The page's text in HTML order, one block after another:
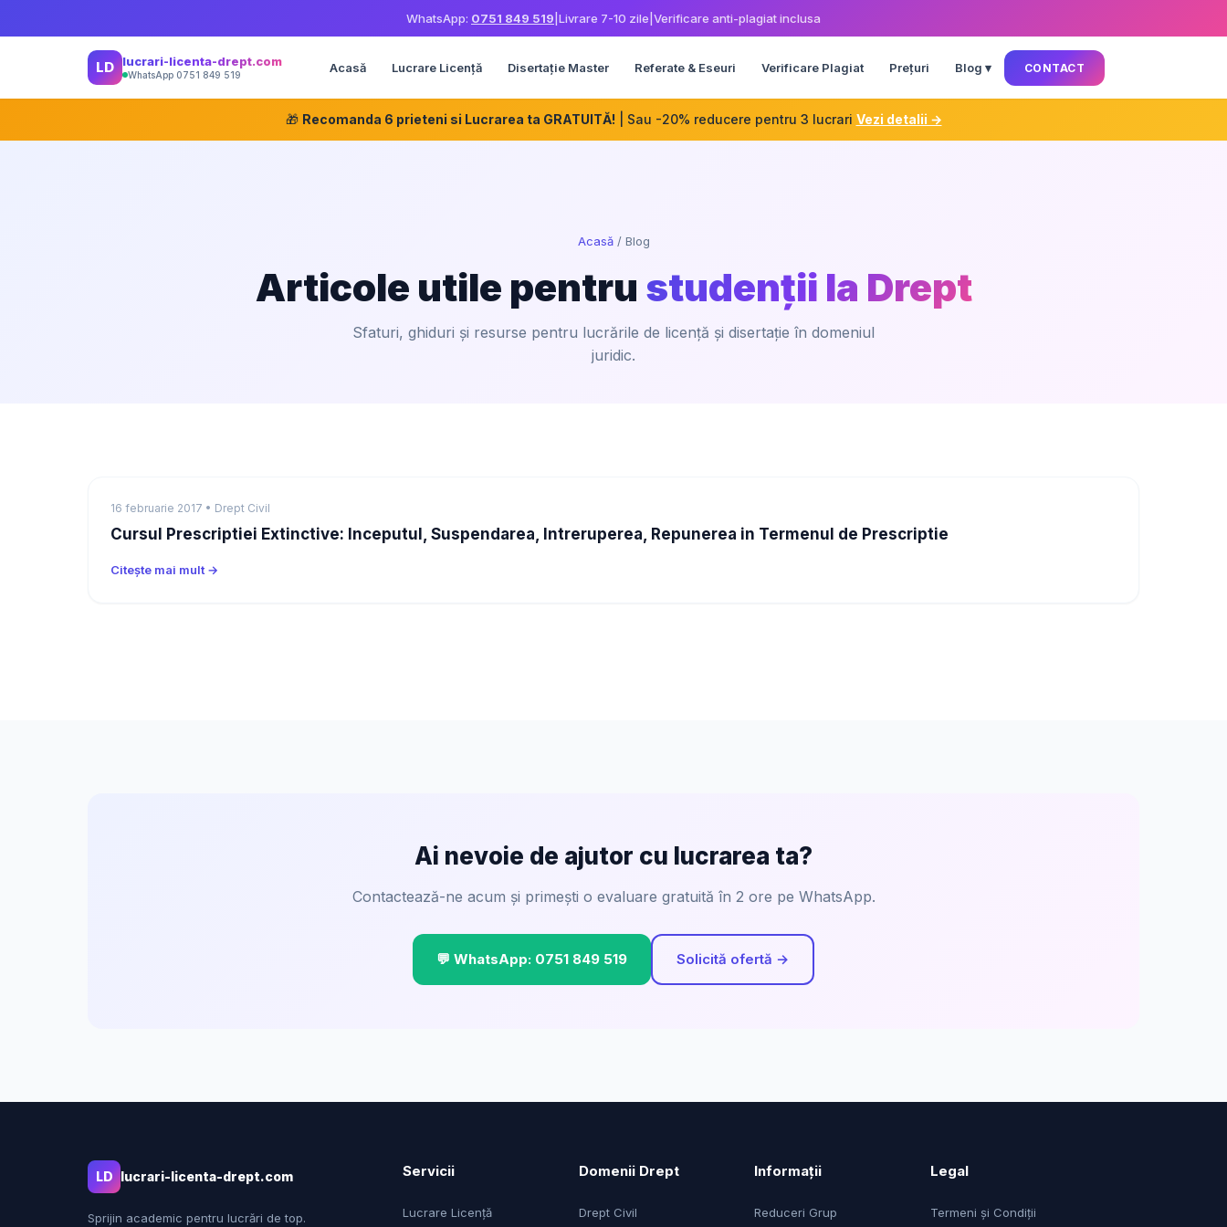
WhatsApp: 0751 849 519 Livrare 7-10 zile Verificare anti-plagiat inclusa
LD lucrari-licenta-drept.com
WhatsApp 0751 849 519 Acasă Lucrare Licență Disertație Master Referate & Eseuri Verificare Plagiat Prețuri Blog ▾ CONTACT
🎁 Recomanda 6 prieteni si Lucrarea ta GRATUITĂ! | Sau -20% reducere pentru 3 lucrari Vezi detalii →
Acasă/ Blog
Articole utile pentru studenții la Drept
Sfaturi, ghiduri și resurse pentru lucrările de licență și disertație în domeniul
juridic.
16 februarie 2017 • Drept Civil
Cursul Prescriptiei Extinctive: Inceputul, Suspendarea, Intreruperea, Repunerea in Termenul de Prescriptie
Citește mai mult →
Ai nevoie de ajutor cu lucrarea ta?
Contactează-ne acum și primești o evaluare gratuită în 2 ore pe WhatsApp.
💬 WhatsApp: 0751 849 519 Solicită ofertă →
LD lucrari-licenta-drept.com
Sprijin academic pentru lucrări de top.
Servicii
Lucrare Licență
Domenii Drept
Drept Civil
Informații
Reduceri Grup
Legal
Termeni și Condiții